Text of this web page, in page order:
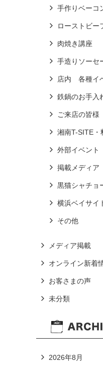
手作りベーコ
ローストビー
肉焼き講座
手造りソーセ
店内 各種イ
鉄鍋のお手入
ご来店の皆様
湘南T-SITE・
外部イベント
掲載メディア
黒猫シャチョ
横浜ベイサイ
その他
メディア掲載
オンライン新着
お客さまの声
未分類
2026年8月